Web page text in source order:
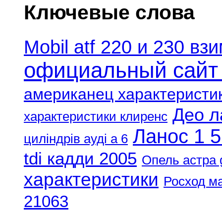
Ключевые слова
Mobil atf 220 и 230
официальный сайт
американец
характеристики клиренс Део
циліндрів ауді а 6 Ланос 1
tdi кадди 2005 Опель астра
характеристики Росход
21063